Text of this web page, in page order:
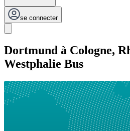
se connecter
Dortmund à Cologne,
Westphalie Bus